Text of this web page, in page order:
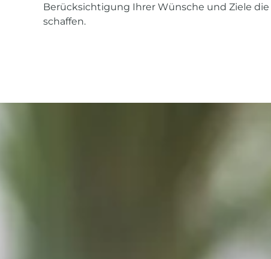
Berücksichtigung Ihrer Wünsche und Ziele
schaffen.